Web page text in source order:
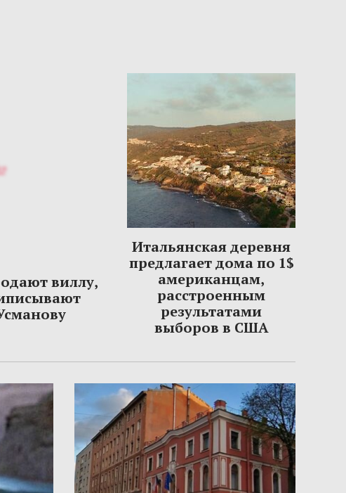
виллу,
Итальянская деревня
предлагает дома по 1$
американцам,
расстроенным
результатами
выборов в США